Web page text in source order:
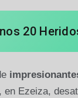
20
en Ezeiza,